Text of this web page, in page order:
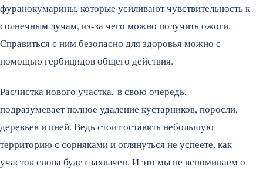
фуранокумарины, которые усиливают чувствительность к
солнечным лучам, из-за чего можно получить ожоги.
Справиться с ним безопасно для здоровья можно с
помощью гербицидов общего действия.
Расчистка нового участка, в свою очередь,
подразумевает полное удаление кустарников, поросли,
деревьев и пней. Ведь стоит оставить небольшую
территорию с сорняками и оглянуться не успеете, как
участок снова будет захвачен. И это мы не вспоминаем о